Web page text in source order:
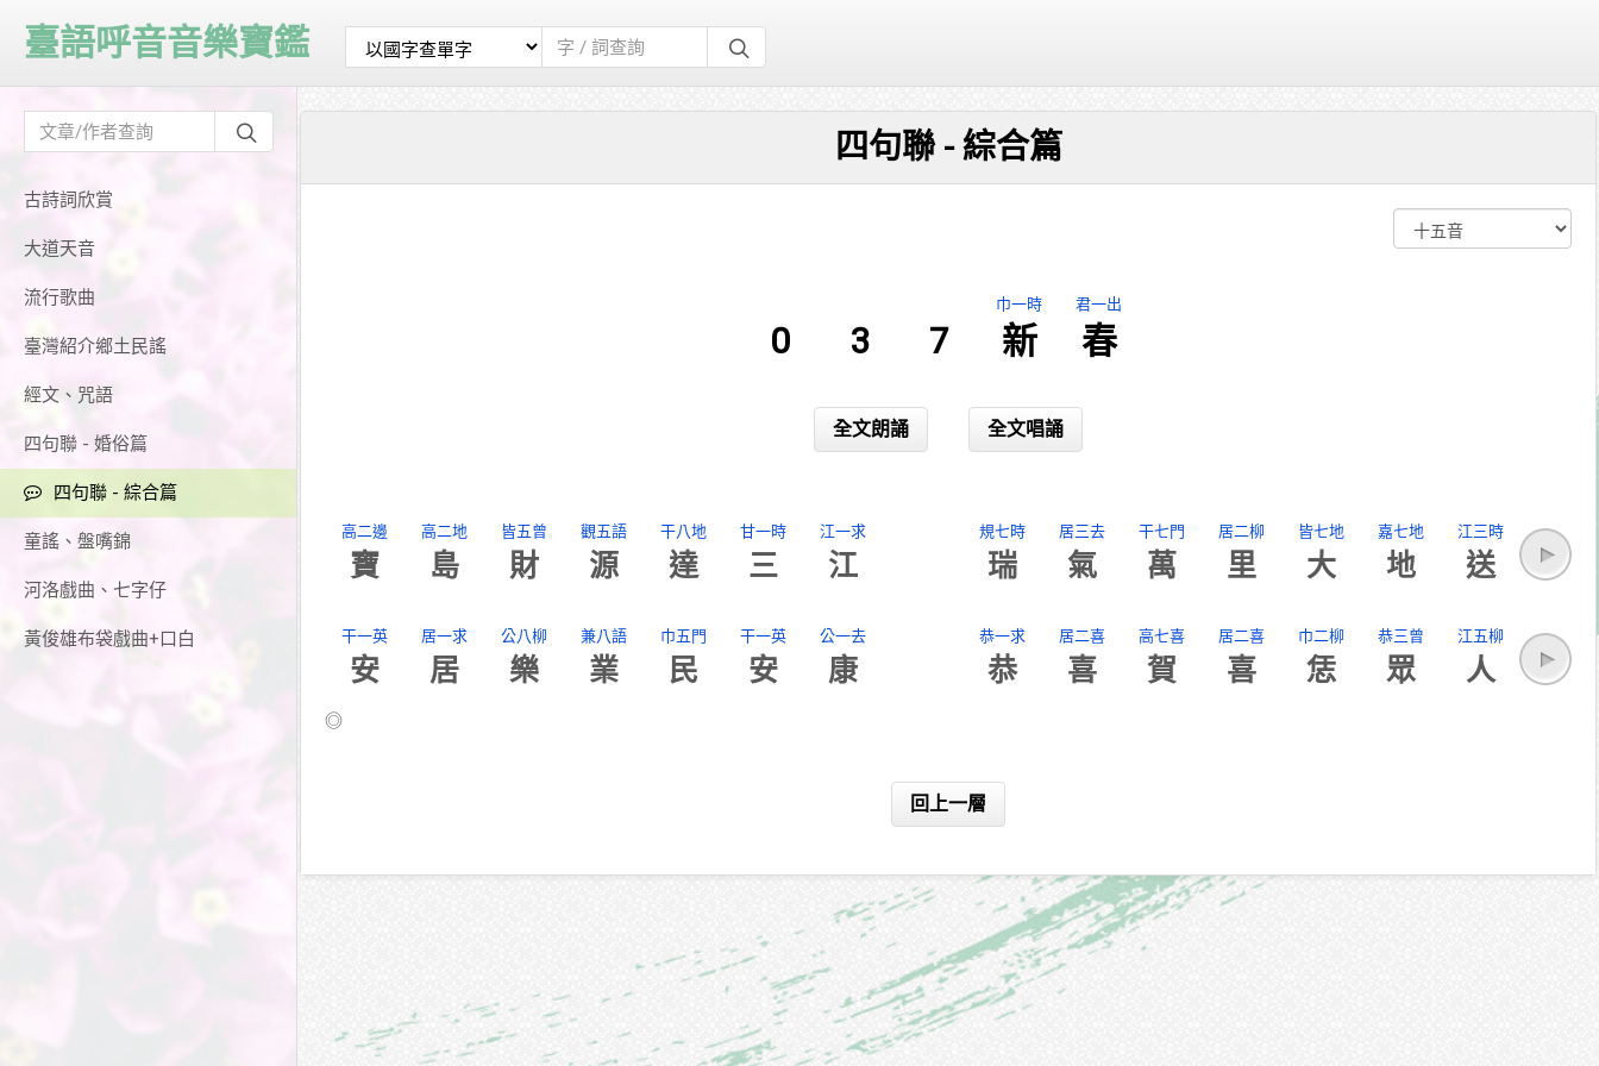
古詩詞欣賞
大道天音
流行歌曲
臺灣紹介鄉土民謠
經文、咒語
四句聯 - 婚俗篇
四句聯 - 綜合篇
童謠、盤嘴錦
河洛戲曲、七字仔
黃俊雄布袋戲曲+口白
臺語呼音音樂寶鑑
四句聯 - 綜合篇
0 3 7
巾一時
新
君一出
春
全文朗誦 全文唱誦
高二邊
寶
高二地
島
皆五曾
財
觀五語
源
干八地
達
甘一時
三
江一求
江
規七時
瑞
居三去
氣
干七門
萬
居二柳
里
皆七地
大
嘉七地
地
江三時
送
干一英
安
居一求
居
公八柳
樂
兼八語
業
巾五門
民
干一英
安
公一去
康
恭一求
恭
居二喜
喜
高七喜
賀
居二喜
喜
巾二柳
恁
恭三曾
眾
江五柳
人
◎
回上一層